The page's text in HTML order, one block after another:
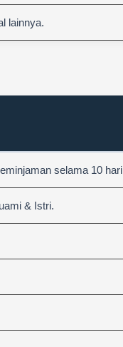
lainnya.
selama 10
& Istri.